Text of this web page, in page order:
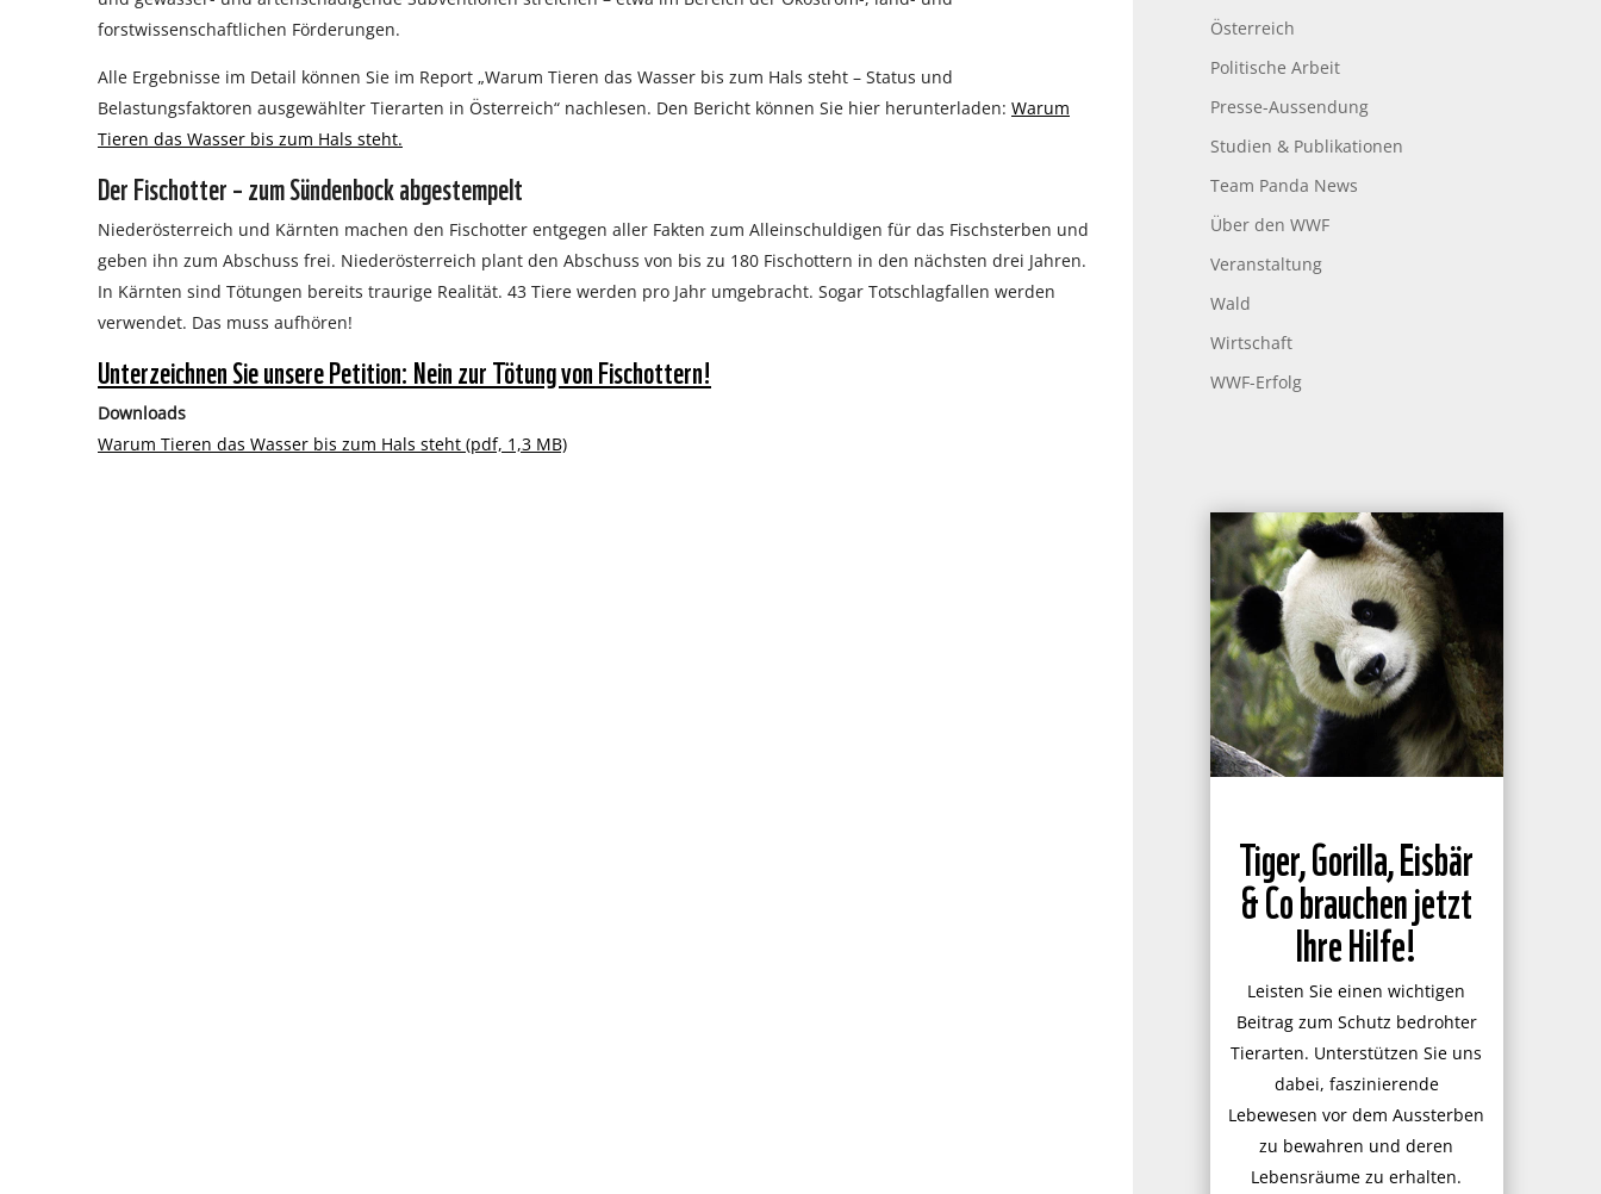
forstwissenschaftlichen Förderungen.
Alle Ergebnisse im Detail können Sie im Report „Warum Tieren das Wasser bis zum Hals steht – Status und
Belastungsfaktoren ausgewählter Tierarten in Österreich“ nachlesen. Den Bericht können Sie hier herunterladen: Warum
Tieren das Wasser bis zum Hals steht.
Der Fischotter – zum Sündenbock abgestempelt
Niederösterreich und Kärnten machen den Fischotter entgegen aller Fakten zum Alleinschuldigen für das Fischsterben und
geben ihn zum Abschuss frei. Niederösterreich plant den Abschuss von bis zu 180 Fischottern in den nächsten drei Jahren.
In Kärnten sind Tötungen bereits traurige Realität. 43 Tiere werden pro Jahr umgebracht. Sogar Totschlagfallen werden
verwendet. Das muss aufhören!
Unterzeichnen Sie unsere Petition: Nein zur Tötung von Fischottern!
Downloads
Warum Tieren das Wasser bis zum Hals steht (pdf, 1,3 MB)
Österreich
Politische Arbeit
Presse-Aussendung
Studien & Publikationen
Team Panda News
Über den WWF
Veranstaltung
Wald
Wirtschaft
WWF-Erfolg
Tiger, Gorilla, Eisbär
& Co brauchen jetzt
Ihre Hilfe!
Leisten Sie einen wichtigen
Beitrag zum Schutz bedrohter
Tierarten. Unterstützen Sie uns
dabei, faszinierende
Lebewesen vor dem Aussterben
zu bewahren und deren
Lebensräume zu erhalten.